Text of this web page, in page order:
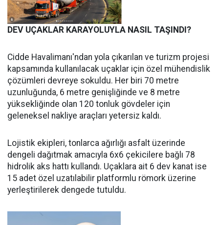
DEV UÇAKLAR KARAYOLUYLA NASIL TAŞINDI?
Cidde Havalimanı'ndan yola çıkarılan ve turizm projesi
kapsamında kullanılacak uçaklar için özel mühendislik
çözümleri devreye sokuldu. Her biri 70 metre
uzunluğunda, 6 metre genişliğinde ve 8 metre
yüksekliğinde olan 120 tonluk gövdeler için
geleneksel nakliye araçları yetersiz kaldı.
Lojistik ekipleri, tonlarca ağırlığı asfalt üzerinde
dengeli dağıtmak amacıyla 6x6 çekicilere bağlı 78
hidrolik aks hattı kullandı. Uçaklara ait 6 dev kanat ise
15 adet özel uzatılabilir platformlu römork üzerine
yerleştirilerek dengede tutuldu.